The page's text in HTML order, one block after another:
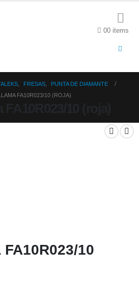
00 items
, FRESAS,
PUNTA DE DIAMANTE
FA10R023/10 (ROJA)
10